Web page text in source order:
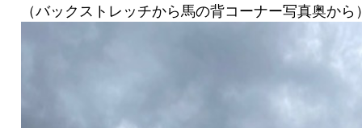
（バックストレッチから馬の背コーナー写真奥から